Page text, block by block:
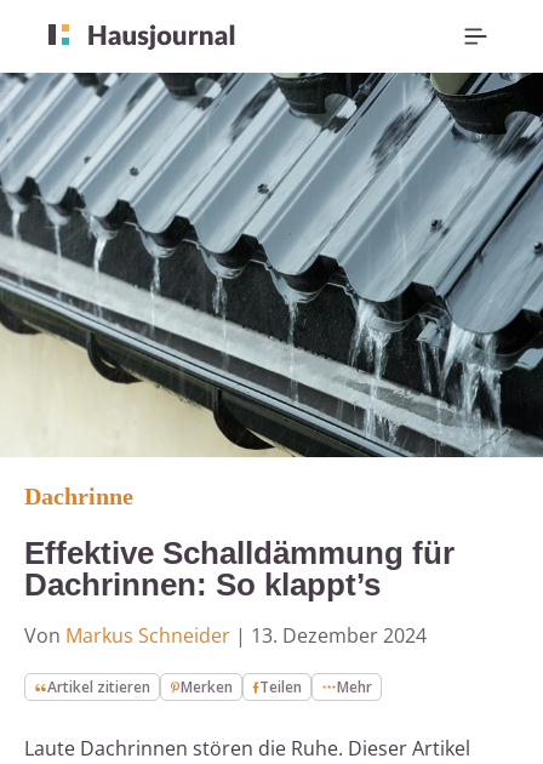
Dachrinne
Effektive Schalldämmung für
Dachrinnen: So klappt’s
Von Markus Schneider | 13. Dezember 2024
Artikel zitieren Merken Teilen Mehr
Laute Dachrinnen stören die Ruhe. Dieser Artikel